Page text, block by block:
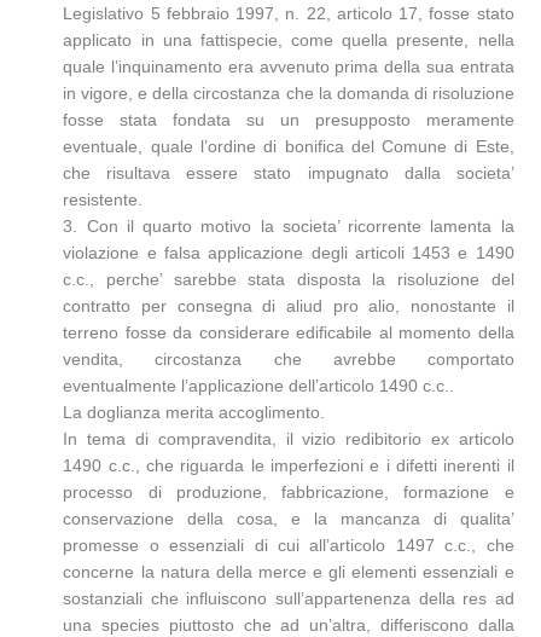
Legislativo 5 febbraio 1997, n. 22, articolo 17, fosse stato
applicato in una fattispecie, come quella presente, nella
quale l’inquinamento era avvenuto prima della sua entrata
in vigore, e della circostanza che la domanda di risoluzione
fosse stata fondata su un presupposto meramente
eventuale, quale l’ordine di bonifica del Comune di Este,
che risultava essere stato impugnato dalla societa’
resistente.
3. Con il quarto motivo la societa’ ricorrente lamenta la
violazione e falsa applicazione degli articoli 1453 e 1490
c.c., perche’ sarebbe stata disposta la risoluzione del
contratto per consegna di aliud pro alio, nonostante il
terreno fosse da considerare edificabile al momento della
vendita, circostanza che avrebbe comportato
eventualmente l’applicazione dell’articolo 1490 c.c..
La doglianza merita accoglimento.
In tema di compravendita, il vizio redibitorio ex articolo
1490 c.c., che riguarda le imperfezioni e i difetti inerenti il
processo di produzione, fabbricazione, formazione e
conservazione della cosa, e la mancanza di qualita’
promesse o essenziali di cui all’articolo 1497 c.c., che
concerne la natura della merce e gli elementi essenziali e
sostanziali che influiscono sull’appartenenza della res ad
una species piuttosto che ad un’altra, differiscono dalla